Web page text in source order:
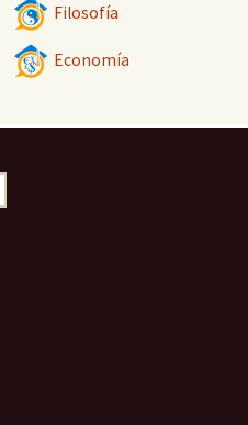
Filosofía
Economía